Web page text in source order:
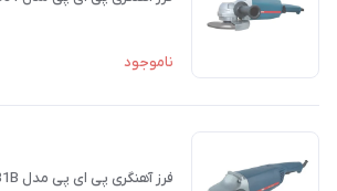
ناموجود
فرز آهنگری پی ای پی مدل AG-1331B